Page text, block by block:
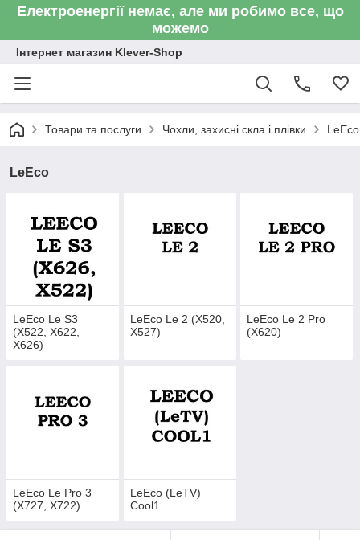
Електроенергії немає, але ми робимо все, що
можемо
Інтернет магазин Klever-Shop
Товари та послуги Чохли, захисні скла і плівки LeEco
LeEco
LeEco Le S3
(X522, X622,
X626)
LeEco Le 2 (X520,
X527)
LeEco Le 2 Pro
(X620)
LeEco Le Pro 3
(X727, X722)
LeEco (LeTV)
Cool1